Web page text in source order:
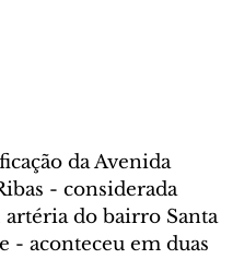
da Avenida
- considerada
do bairro Santa
- aconteceu em duas